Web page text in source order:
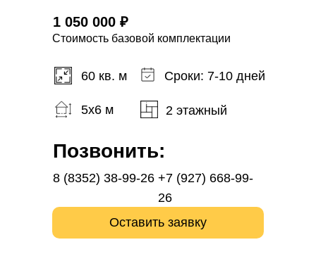
+7 (927) 668-99-
26
8 (8352) 38-99-26
Позвонить:
Оставить заявку
60 кв. м
5x6 м
Сроки: 7-10 дней
2 этажный
1 050 000 ₽
Стоимость базовой комплектации